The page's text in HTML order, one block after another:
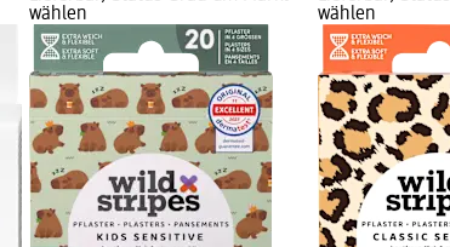
wählen
wählen